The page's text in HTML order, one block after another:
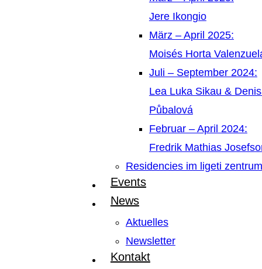
Jere Ikongio
März – April 2025:
Moisés Horta
Juli – September 2024:
Lea Luka Sikau &
Půbalová
Februar – April 2024:
Fredrik Mathias
Residencies im ligeti zentrum
Events
News
Aktuelles
Newsletter
Kontakt